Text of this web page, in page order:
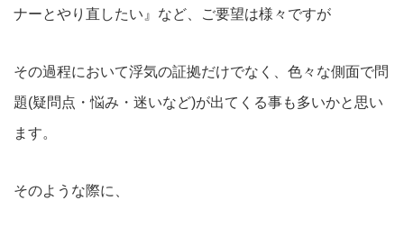
ナーとやり直したい』など、ご要望は様々ですが
その過程において浮気の証拠だけでなく、色々な側面で問
題(疑問点・悩み・迷いなど)が出てくる事も多いかと思い
ます。
そのような際に、